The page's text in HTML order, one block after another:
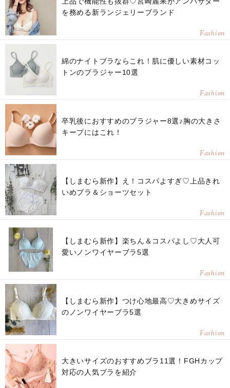
を務める新ランジェリーブランド
Fashion
綿のナイトブラならこれ！肌に優しい素材コッ
トンのブラジャー10選
Fashion
卒乳後におすすめのブラジャー8選♪胸の大きさ
キープにはこれ！
Fashion
【しまむら新作】え！コスパよすぎ♡上品きれ
いめブラ＆ショーツセット
Fashion
【しまむら新作】楽ちん＆コスパよし♡大人可
愛いノンワイヤーブラ5選
Fashion
【しまむら新作】つけ心地最高♡大きめサイズ
のノンワイヤーブラ5選
Fashion
大きいサイズのおすすめブラ11選！FGHカップ
対応の人気ブラを紹介